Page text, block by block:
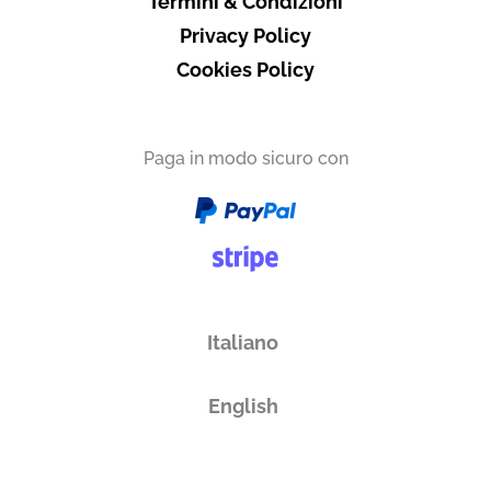
Privacy Policy
Cookies Policy
Paga in modo sicuro con
Italiano
English